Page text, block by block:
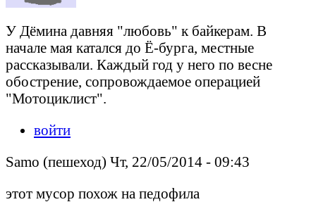
У Дёмина давняя "любовь" к байкерам. В
начале мая катался до Ё-бурга, местные
рассказывали. Каждый год у него по весне
обострение, сопровождаемое операцией
"Мотоциклист".
войти
Samo (пешеход) Чт, 22/05/2014 - 09:43
этот мусор похож на педофила